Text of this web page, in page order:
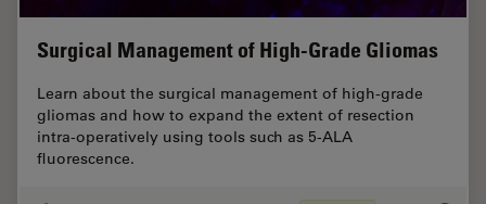
Surgical Management of High-Grade Gliomas
Learn about the surgical management of high-grade
gliomas and how to expand the extent of resection
intra-operatively using tools such as 5-ALA
fluorescence.